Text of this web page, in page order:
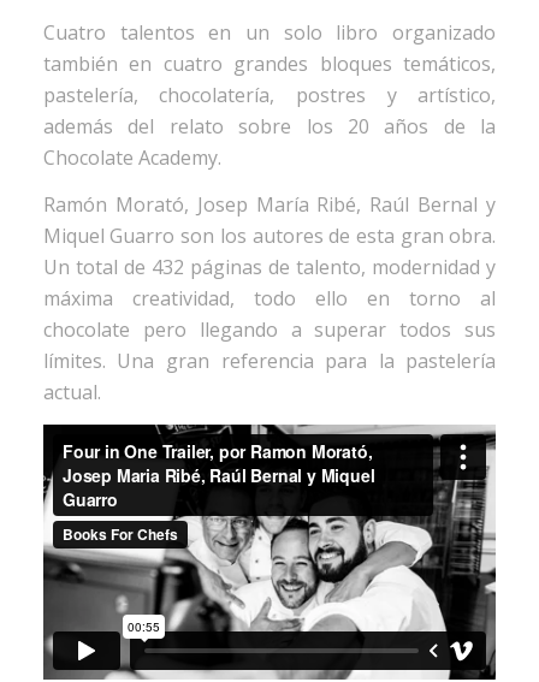
Cuatro talentos en un solo libro organizado
también en cuatro grandes bloques temáticos,
pastelería, chocolatería, postres y artístico,
además del relato sobre los 20 años de la
Chocolate Academy.
Ramón Morató, Josep María Ribé, Raúl Bernal y
Miquel Guarro son los autores de esta gran obra.
Un total de 432 páginas de talento, modernidad y
máxima creatividad, todo ello en torno al
chocolate pero llegando a superar todos sus
límites. Una gran referencia para la pastelería
actual.